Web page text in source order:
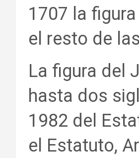
1707 la
el resto de
La figura del
hasta dos
1982 del
el Estatuto,